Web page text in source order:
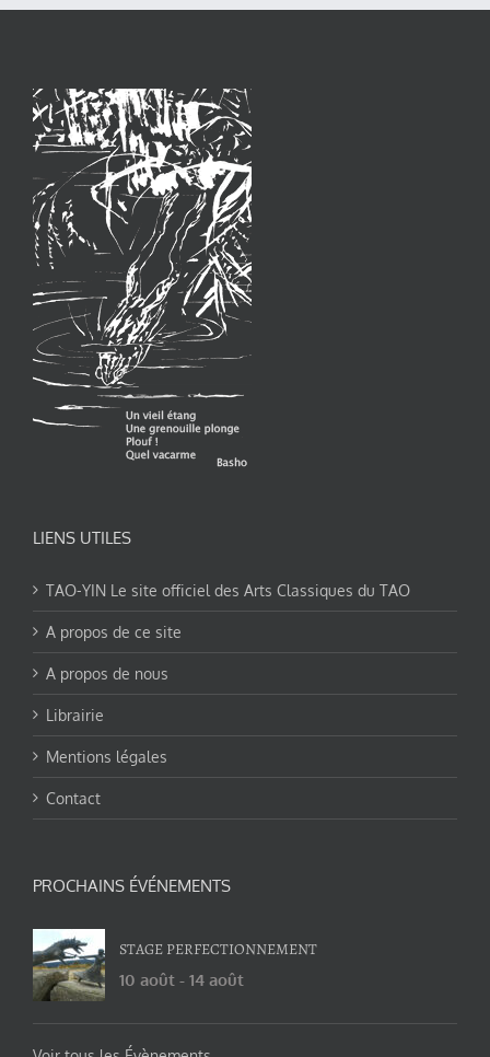
LIENS UTILES
TAO-YIN Le site officiel des Arts Classiques du TAO
A propos de ce site
A propos de nous
Librairie
Mentions légales
Contact
PROCHAINS ÉVÉNEMENTS
STAGE PERFECTIONNEMENT
10 août - 14 août